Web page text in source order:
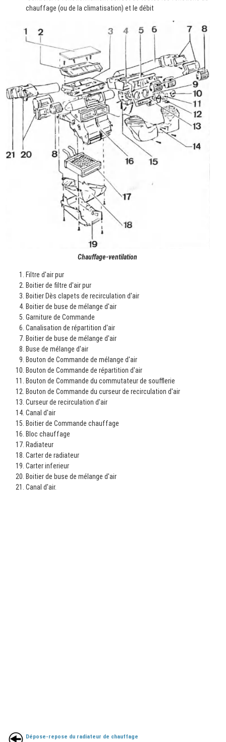
chauffage (ou de la climatisation) et le débit
Chauffage-ventilation
Filtre d'air pur
Boitier de filtre d'air pur
Boitier Dès clapets de recirculation d'air
Boitier de buse de mélange d'air
Garniture de Commande
Canalisation de répartition d'air
Boitier de buse de mélange d'air
Buse de mélange d'air
Bouton de Commande de mélange d'air
Bouton de Commande de répartition d'air
Bouton de Commande du commutateur de soufflerie
Bouton de Commande du curseur de recirculation d'air
Curseur de recirculation d'air
Canal d'air
Boitier de Commande chauffage
Bloc chauffage
Radiateur
Carter de radiateur
Carter inferieur
Boitier de buse de mélange d'air
Canal d'air.
Dépose-repose du radiateur de chauffage